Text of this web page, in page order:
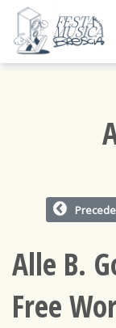
Alle B.
Free